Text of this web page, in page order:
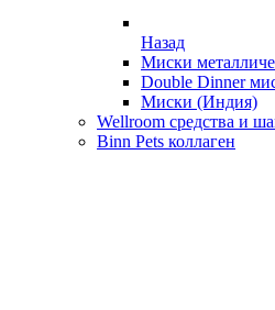
Назад
Миски
Double Dinner
Миски (Индия)
Wellroom средства и
Binn Pets коллаген